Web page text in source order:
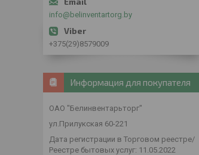
info@belinventartorg.by
+375(29)8579009
Информация для покупателя
ОАО "Белинвентарьторг"
ул.Прилукская 60-221
Дата регистрации в Торговом реестре/
Реестре бытовых услуг: 11.05.2022